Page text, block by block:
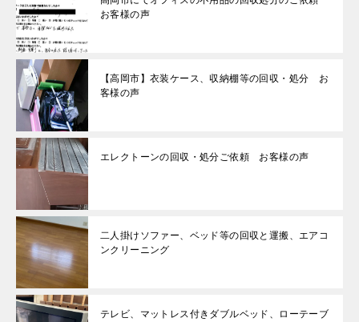
お客様の声
【高岡市】衣装ケース、収納棚等の回収・処分 お
客様の声
エレクトーンの回収・処分ご依頼 お客様の声
二人掛けソファー、ベッド等の回収と運搬、エアコ
ンクリーニング
テレビ、マットレス付きダブルベッド、ローテーブ